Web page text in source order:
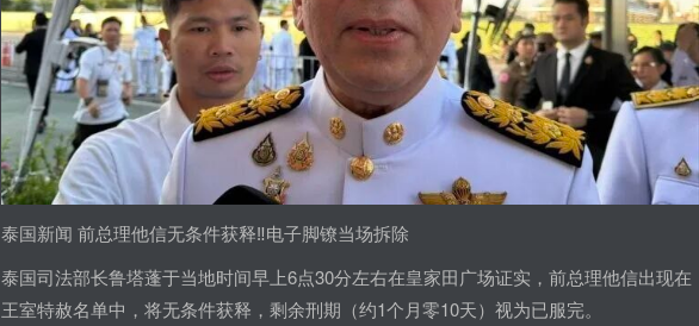
泰国新闻 前总理他信无条件获释‼️电子脚镣当场拆除
泰国司法部长鲁塔蓬于当地时间早上6点30分左右在皇家田广场证实，前总理他信出现在
王室特赦名单中，将无条件获释，剩余刑期（约1个月零10天）视为已服完。